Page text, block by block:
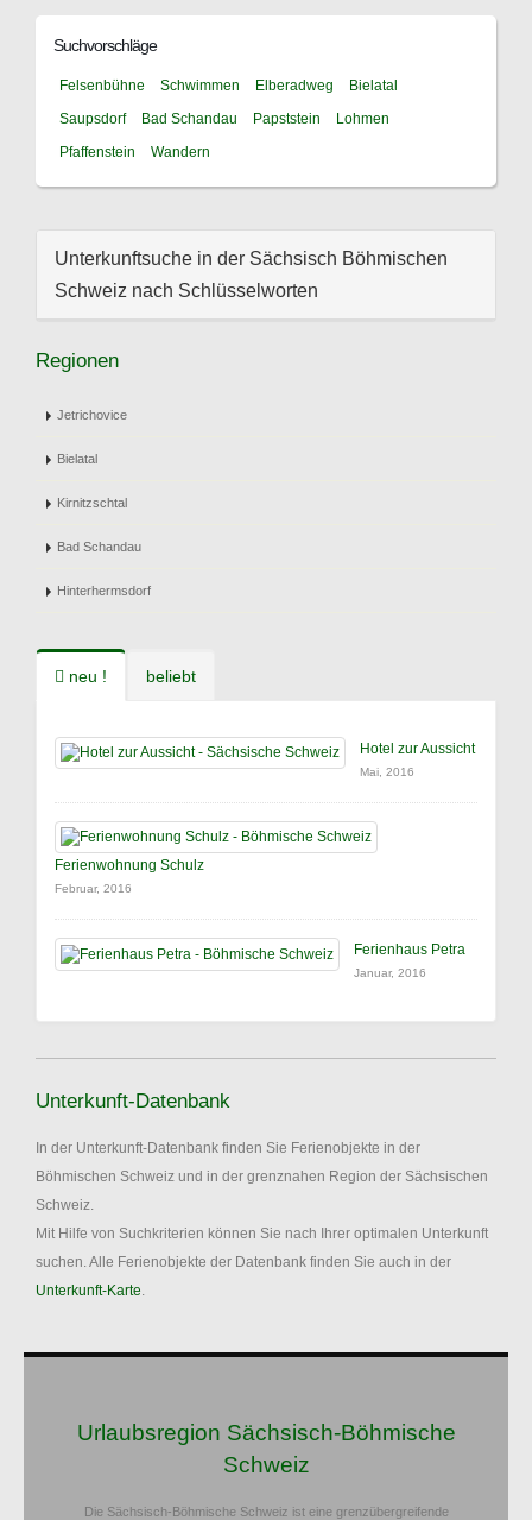
Suchvorschläge
Felsenbühne Schwimmen Elberadweg
Bielatal
Saupsdorf
Bad Schandau Papststein
Lohmen
Pfaffenstein
Wandern
Unterkunftsuche in der Sächsisch Böhmischen
Schweiz nach Schlüsselworten
Regionen
Jetrichovice
Bielatal
Kirnitzschtal
Bad Schandau
Hinterhermsdorf
neu ! beliebt
Hotel zur Aussicht
Mai, 2016
Ferienwohnung Schulz
Februar, 2016
Ferienhaus Petra
Januar, 2016
Unterkunft-Datenbank
In der Unterkunft-Datenbank finden Sie Ferienobjekte in der
Böhmischen Schweiz und in der grenznahen Region der Sächsischen
Schweiz.
Mit Hilfe von Suchkriterien können Sie nach Ihrer optimalen Unterkunft
suchen. Alle Ferienobjekte der Datenbank finden Sie auch in der
Unterkunft-Karte.
Urlaubsregion Sächsisch-Böhmische
Schweiz
Die Sächsisch-Böhmische Schweiz ist eine grenzübergreifende